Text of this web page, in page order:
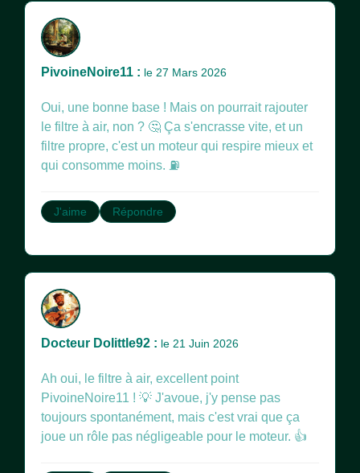
PivoineNoire11 : le 27 Mars 2026
Oui, une bonne base ! Mais on pourrait rajouter
le filtre à air, non ? 🤔 Ça s'encrasse vite, et un
filtre propre, c'est un moteur qui respire mieux et
qui consomme moins. ⛽️
J'aime Répondre
Docteur Dolittle92 : le 21 Juin 2026
Ah oui, le filtre à air, excellent point
PivoineNoire11 ! 💡 J'avoue, j'y pense pas
toujours spontanément, mais c'est vrai que ça
joue un rôle pas négligeable pour le moteur. 👍